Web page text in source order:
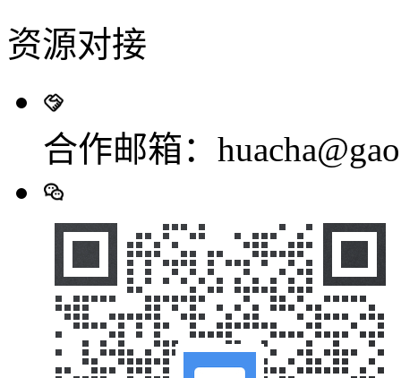
资源对接
合作邮箱：